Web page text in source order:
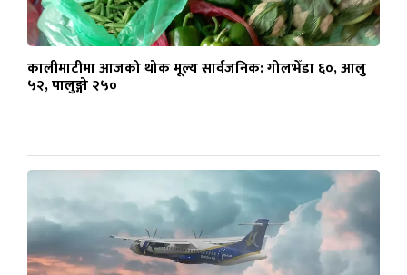
कालीमाटीमा आजको थोक मूल्य सार्वजनिक: गोलभेँडा ६०, आलु
५२, पालुङ्गो २५०